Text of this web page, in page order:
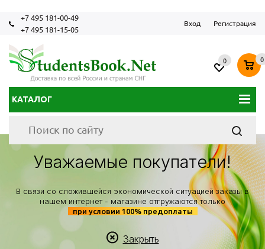
+7 495 181-00-49
+7 495 181-15-05
Вход Регистрация
КАТАЛОГ
0 0
Уважаемые покупатели!
В связи со сложившейся экономической ситуацией заказы в
нашем интернет - магазине отгружаются только
при условии 100% предоплаты
Закрыть